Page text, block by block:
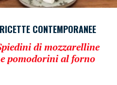
CONTEMPORANEE
di mozzarelline
e pomodorini al forno